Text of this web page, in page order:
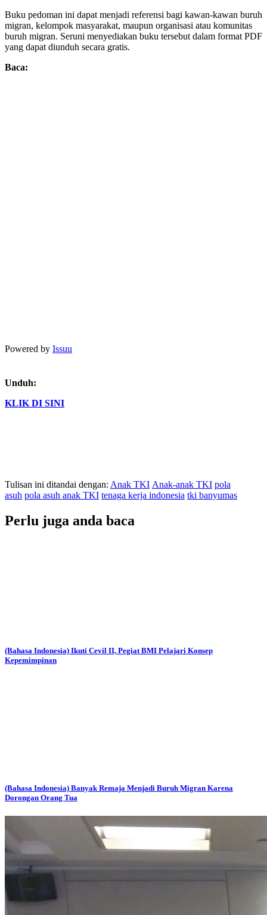
Buku pedoman ini dapat menjadi referensi bagi kawan-kawan buruh
migran, kelompok masyarakat, maupun organisasi atau komunitas
buruh migran. Seruni menyediakan buku tersebut dalam format PDF
yang dapat diunduh secara gratis.
Baca:
Powered by Issuu
Unduh:
KLIK DI SINI
Tulisan ini ditandai dengan: Anak TKI Anak-anak TKI pola
asuh pola asuh anak TKI tenaga kerja indonesia tki banyumas
Perlu juga anda baca
(Bahasa Indonesia) Ikuti Cevil II, Pegiat BMI Pelajari Konsep
Kepemimpinan
(Bahasa Indonesia) Banyak Remaja Menjadi Buruh Migran Karena
Dorongan Orang Tua